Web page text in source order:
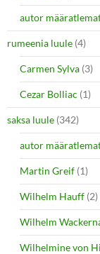
autor
rumeenia luule (4)
Carmen Sylva (3)
Cezar Bolliac (1)
saksa luule (342)
autor
Martin Greif (1)
Wilhelm Hauff (2)
Wilhelm
Wilhelmine von